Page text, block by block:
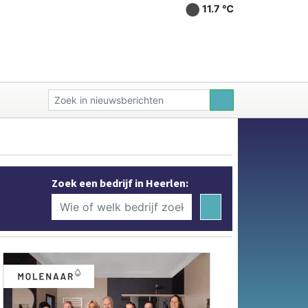
11.7 ℃
Zoek een bedrijf in Heerlen: